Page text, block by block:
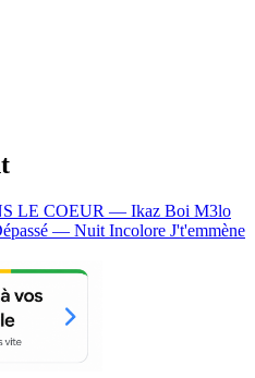
LE COEUR — Ikaz Boi M3lo
— Nuit Incolore J't'emmène